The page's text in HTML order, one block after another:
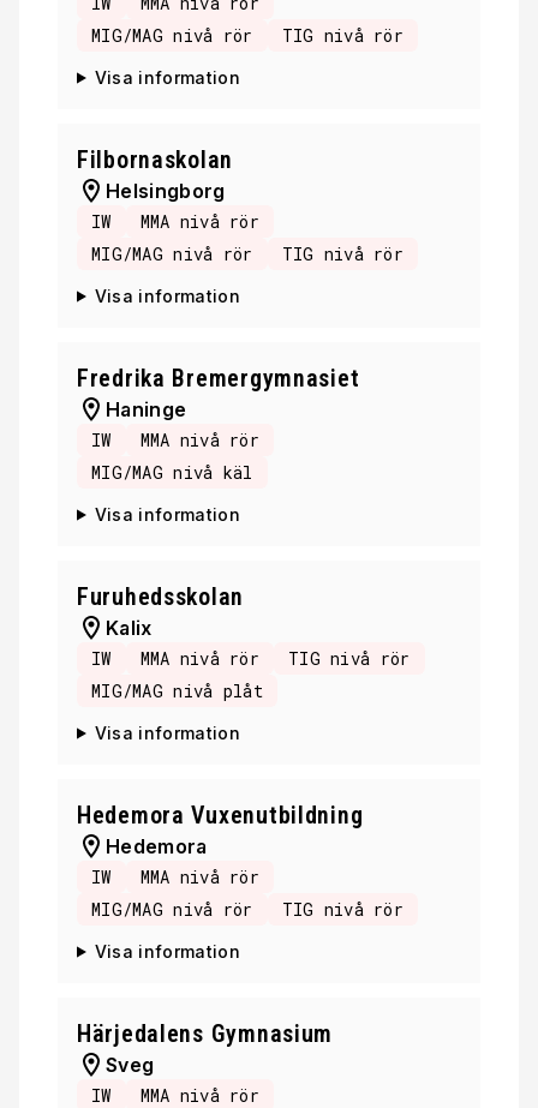
MIG/MAG nivå rör
TIG nivå rör
Visa information
Filbornaskolan
Helsingborg
IW
MMA nivå rör
MIG/MAG nivå rör
TIG nivå rör
Visa information
Fredrika Bremergymnasiet
Haninge
IW
MMA nivå rör
MIG/MAG nivå käl
Visa information
Furuhedsskolan
Kalix
IW MMA nivå rör
TIG nivå rör
MIG/MAG nivå plåt
Visa information
Hedemora Vuxenutbildning
Hedemora
IW
MMA nivå rör
MIG/MAG nivå rör
TIG nivå rör
Visa information
Härjedalens Gymnasium
Sveg
IW MMA nivå rör